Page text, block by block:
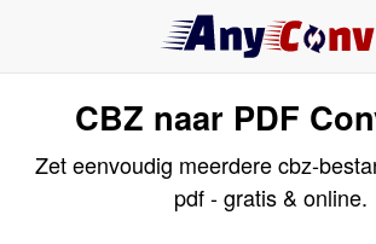
CBZ naar PDF
Zet eenvoudig meerdere cbz-
pdf - gratis & online.